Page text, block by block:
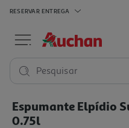
RESERVAR ENTREGA
Pesquisar
Espumante Elpídio
0.75l